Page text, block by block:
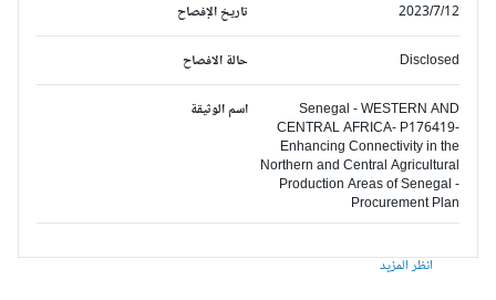
تاريخ الإفصاح 2023/7/12
حالة الافصاح Disclosed
اسم الوثيقة
Senegal - WESTERN AND
CENTRAL AFRICA- P176419-
Enhancing Connectivity in the
Northern and Central Agricultural
Production Areas of Senegal -
Procurement Plan
انظر المزيد